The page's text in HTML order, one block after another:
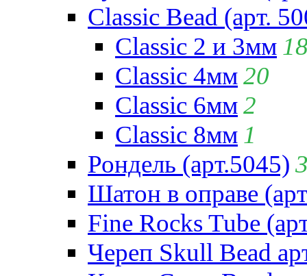
Classic Bead (арт.
Classic 2 и 3мм
Classic 4мм20
Classic 6мм2
Classic 8мм 1
Рондель (арт.5045)
Шатон в оправе
Fine Rocks Tube
Череп Skull Bead